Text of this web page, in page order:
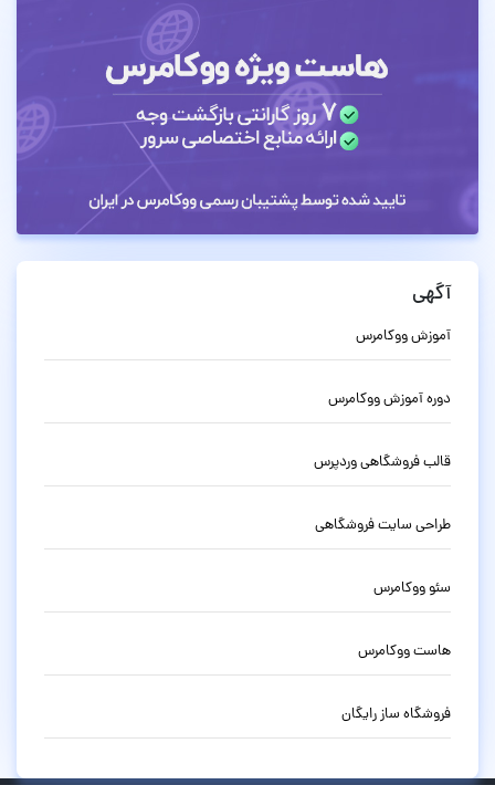
آگهی
آموزش ووکامرس
دوره آموزش ووکامرس
قالب فروشگاهی وردپرس
طراحی سایت فروشگاهی
سئو ووکامرس
هاست ووکامرس
فروشگاه ساز رایگان